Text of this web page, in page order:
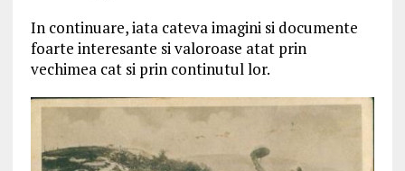
In continuare, iata cateva imagini si documente
foarte interesante si valoroase atat prin
vechimea cat si prin continutul lor.